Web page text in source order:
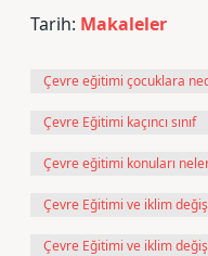
Tarih: Makaleler
Çevre eğitimi çocuklara
Çevre Eğitimi kaçıncı sınıf
Çevre eğitimi konuları
Çevre Eğitimi ve iklim
Çevre Eğitimi ve iklim